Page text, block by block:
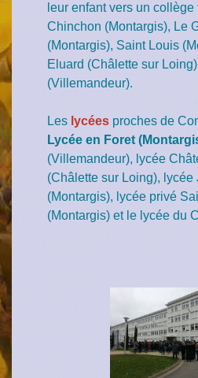
leur enfant vers un
Chinchon (Montargis), Le
(Montargis), Saint Louis
Eluard (Châlette sur
(Villemandeur).
Les lycées proches de
Lycée en Foret
(Villemandeur), lycée
(Châlette sur Loing), lycée
(Montargis), lycée privé
(Montargis) et le lycée du